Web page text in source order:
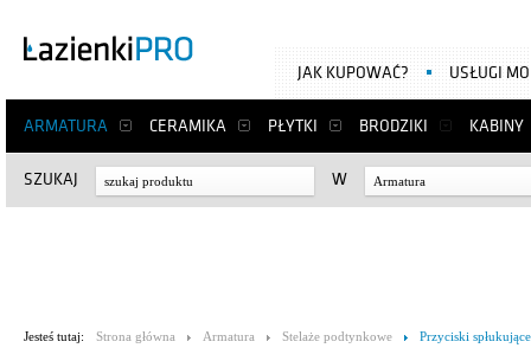
ARMATURA CERAMIKA PŁYTKI BRODZIKI KABINY
JAK KUPOWAĆ? USŁUGI
SZUKAJ W Armatura
Jesteś tutaj: Strona główna Armatura Stelaże podtynkowe Przyciski spłukujące